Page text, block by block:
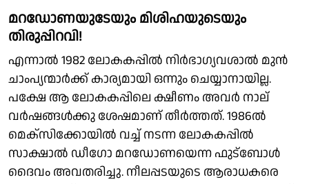
മറഡോണയുടേയും മിശിഹയുടെയും
തിരുപ്പിറവി!
എന്നാൽ 1982 ലോകകപ്പിൽ നിർഭാഗ്യവശാൽ മുൻ
ചാംപ്യന്മാർക്ക് കാര്യമായി ഒന്നും ചെയ്യാനായില്ല.
പക്ഷേ ആ ലോകകപ്പിലെ ക്ഷീണം അവർ നാല്
വർഷങ്ങൾക്കു ശേഷമാണ് തീർത്തത്. 1986ൽ
മെക്സിക്കോയിൽ വച്ച് നടന്ന ലോകകപ്പിൽ
സാക്ഷാൽ ഡീഗോ മറഡോണയെന്ന ഫുട്ബോൾ
ദൈവം അവതരിച്ചു. നീലപ്പടയുടെ ആരാധകരെ